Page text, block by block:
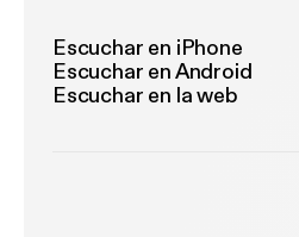
Escuchar en iPhone
Escuchar en Android
Escuchar en la web